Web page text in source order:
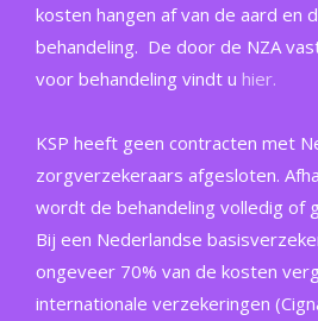
kosten hangen af van de aard en
behandeling. De door de NZA
voor behandeling vindt uhier.
KSP heeft geen contracten met
zorgverzekeraars afgesloten.
wordt de behandeling volledig of
Bij een Nederlandse
ongeveer 70% van de kosten
internationale verzekeringen